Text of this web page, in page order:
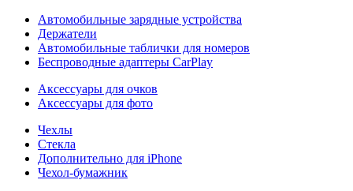
Автомобильные зарядные устройства
Держатели
Автомобильные таблички для номеров
Беспроводные адаптеры CarPlay
Аксессуары для очков
Аксессуары для фото
Чехлы
Стекла
Дополнительно для iPhone
Чехол-бумажник